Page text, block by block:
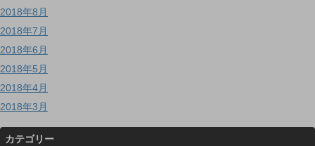
2018年8月
2018年7月
2018年6月
2018年5月
2018年4月
2018年3月
カテゴリー